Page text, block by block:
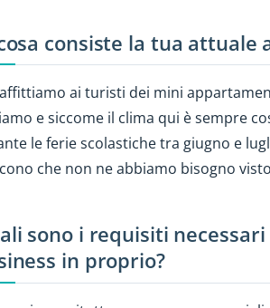
consiste la tua attuale
ai turisti dei mini
e siccome il clima qui è sempre
le ferie scolastiche tra giugno e
che non ne abbiamo bisogno
sono i requisiti
in proprio?